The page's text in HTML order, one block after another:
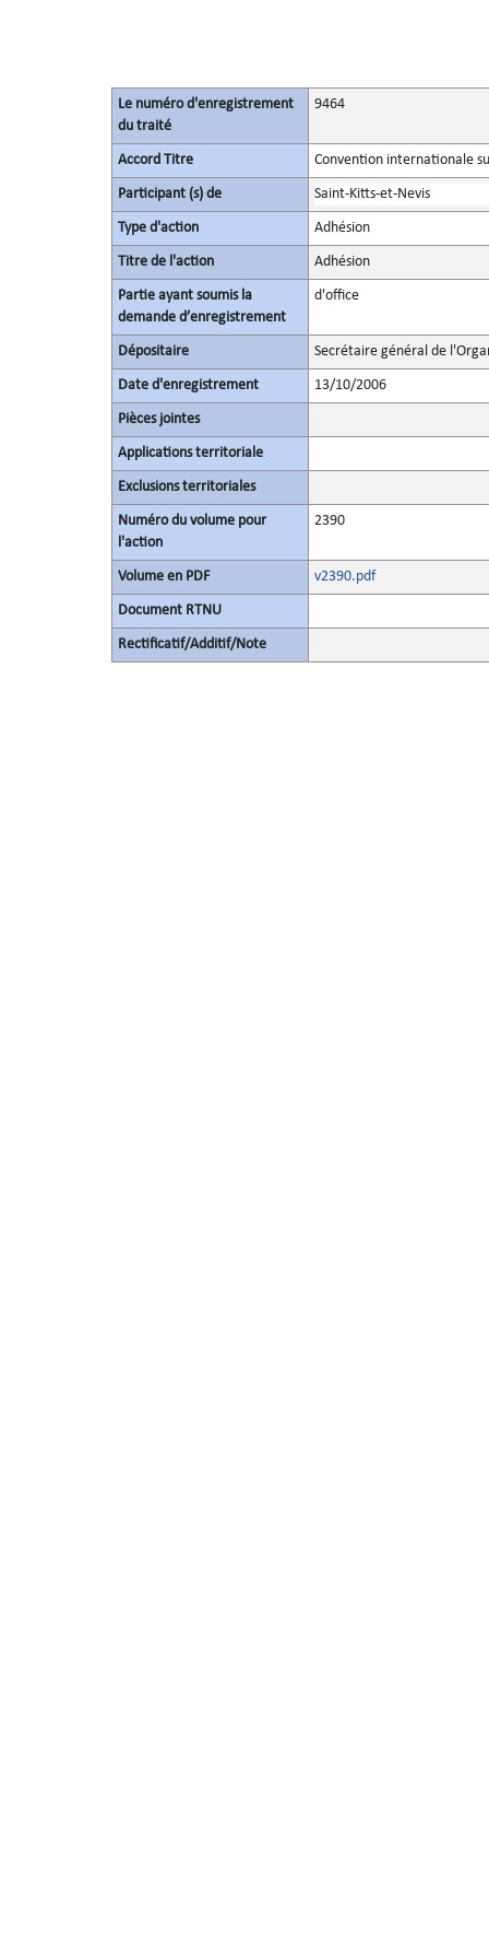
Le numéro d'enregistrement
du traité
9464
Accord Titre Convention internationale
Participant (s) de Saint-Kitts-et-Nevis
Type d'action Adhésion
Titre de l'action Adhésion
Partie ayant soumis la
demande d’enregistrement
d'office
Dépositaire Secrétaire général de
Date d'enregistrement 13/10/2006
Pièces jointes
Applications territoriale
Exclusions territoriales
Numéro du volume pour
l'action
2390
Volume en PDF v2390.pdf
Document RTNU
Rectificatif/Additif/Note